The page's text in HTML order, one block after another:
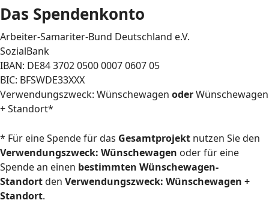
Das Spendenkonto
Arbeiter-Samariter-Bund Deutschland e.V.
SozialBank
IBAN: DE84 3702 0500 0007 0607 05
BIC: BFSWDE33XXX
Verwendungszweck: Wünschewagen oderWünschewagen
+ Standort*
* Für eine Spende für das Gesamtprojekt nutzen Sie den
Verwendungszweck: Wünschewagen oder für eine
Spende an einen bestimmten Wünschewagen-
Standortden Verwendungszweck: Wünschewagen +
Standort.